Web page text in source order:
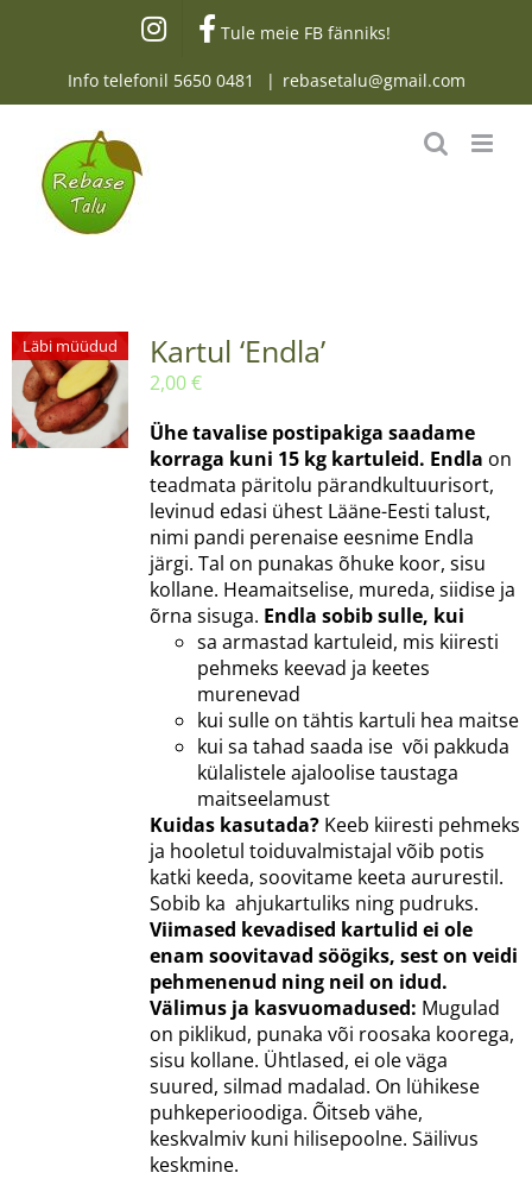
Tule meie FB fänniks!
Info telefonil 5650 0481 | rebasetalu@gmail.com
Läbi müüdud Kartul ‘Endla’
2,00€
Ühe tavalise postipakiga saadame
korraga kuni 15 kg kartuleid. Endla on
teadmata päritolu pärandkultuurisort,
levinud edasi ühest Lääne-Eesti talust,
nimi pandi perenaise eesnime Endla
järgi. Tal on punakas õhuke koor, sisu
kollane. Heamaitselise, mureda, siidise ja
õrna sisuga. Endla sobib sulle, kui
sa armastad kartuleid, mis kiiresti
pehmeks keevad ja keetes
murenevad
kui sulle on tähtis kartuli hea maitse
kui sa tahad saada ise või pakkuda
külalistele ajaloolise taustaga
maitseelamust
Kuidas kasutada?Keeb kiiresti pehmeks
ja hooletul toiduvalmistajal võib potis
katki keeda, soovitame keeta aururestil.
Sobib ka ahjukartuliks ning pudruks.
Viimased kevadised kartulid ei ole
enam soovitavad söögiks, sest on veidi
pehmenenud ning neil on idud.
Välimus ja kasvuomadused: Mugulad
on piklikud, punaka või roosaka koorega,
sisu kollane. Ühtlased, ei ole väga
suured, silmad madalad. On lühikese
puhkeperioodiga. Õitseb vähe,
keskvalmiv kuni hilisepoolne. Säilivus
keskmine.